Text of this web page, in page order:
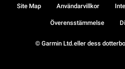
© Garmin Ltd.eller dess
Site Map Användarvillkor
Överensstämmelse